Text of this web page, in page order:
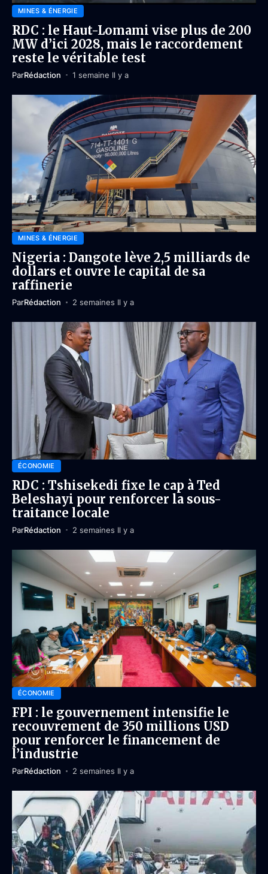
MINES & ÉNERGIE
RDC : le Haut-Lomami vise plus de 200
MW d’ici 2028, mais le raccordement
reste le véritable test
ParRédaction 1 semaine Il y a
MINES & ÉNERGIE
Nigeria : Dangote lève 2,5 milliards de
dollars et ouvre le capital de sa
raffinerie
ParRédaction 2 semaines Il y a
ÉCONOMIE
RDC : Tshisekedi fixe le cap à Ted
Beleshayi pour renforcer la sous-
traitance locale
ParRédaction 2 semaines Il y a
ÉCONOMIE
FPI : le gouvernement intensifie le
recouvrement de 350 millions USD
pour renforcer le financement de
l’industrie
ParRédaction 2 semaines Il y a